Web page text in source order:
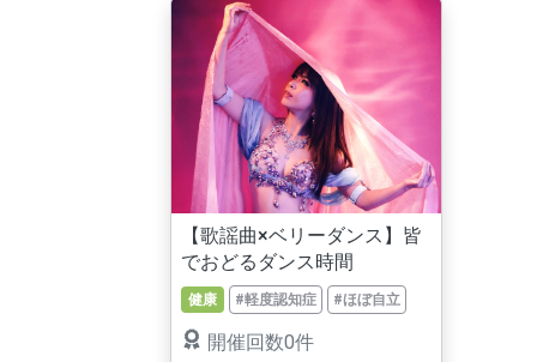
【歌謡曲×ベリーダンス】皆
でおどるダンス時間
健康 #軽度認知症 #ほぼ自立
開催回数0件